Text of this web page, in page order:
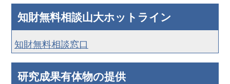
知財無料相談山大ホットライン
知財無料相談窓口
研究成果有体物の提供